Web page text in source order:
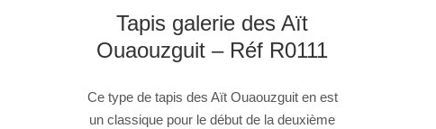
Tapis galerie des Aït
Ouaouzguit – Réf R0111
Ce type de tapis des Aït Ouaouzguit en est
un classique pour le début de la deuxième